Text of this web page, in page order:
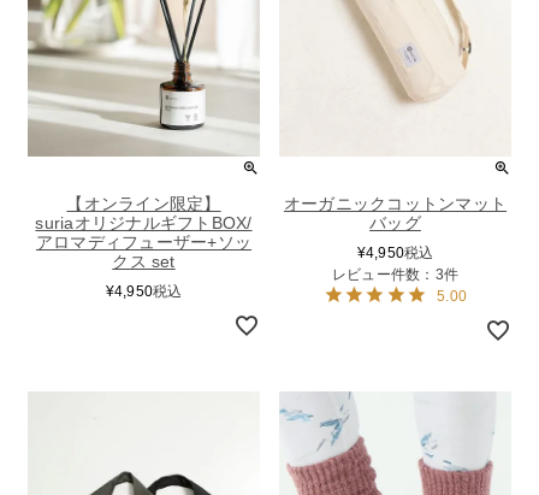
【オンライン限定】
suriaオリジナルギフトBOX/
アロマディフューザー+ソッ
クス set
¥4,950税込
オーガニックコットンマット
バッグ
¥4,950税込
レビュー件数：3件
5.00